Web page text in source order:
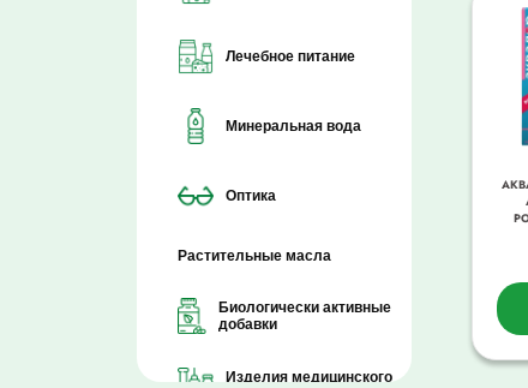
Лечебное питание
Минеральная вода
Оптика
Растительные масла
Биологически активные
добавки
Изделия медицинского